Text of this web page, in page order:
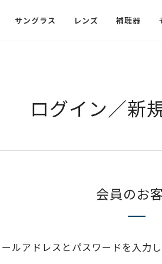
サングラス レンズ 補聴器
ログイン／新
会員のお
ルアドレスとパスワードを入力